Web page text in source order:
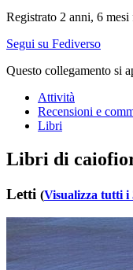
Registrato 2 anni, 6 mesi
Segui su Fediverso
Questo collegamento si
Attività
Recensioni e
Libri
Libri di
Letti (Visualizza tutti i